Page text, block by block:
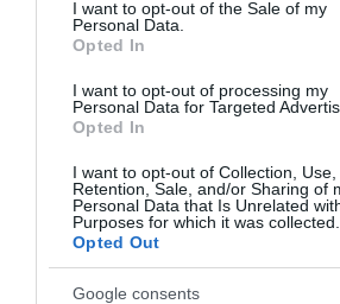
I want to opt-out of the Sale of my
Personal Data.
Opted In
I want to opt-out of processing my
Personal Data for Targeted
Opted In
I want to opt-out of Collection, Use,
Retention, Sale, and/or Sharing of
Personal Data that Is Unrelated
Purposes for which it was collected.
Opted Out
Google consents
ígérettel
A köztársasági elnök a közösségi oldalán
pontot a jogszabályban, ami miatt az
kellene fordulnia.A teljes bejegyzést